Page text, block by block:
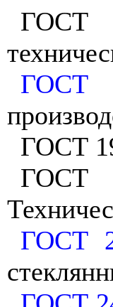
ГОСТ
ГОСТ
ГОСТ
ГОСТ
ГОСТ